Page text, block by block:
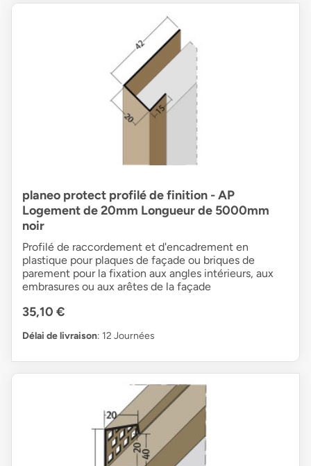
planeo protect profilé de finition - AP
Logement de 20mm Longueur de 5000mm
noir
Profilé de raccordement et d'encadrement en
plastique pour plaques de façade ou briques de
parement pour la fixation aux angles intérieurs, aux
embrasures ou aux arêtes de la façade
35,10 €
Délai de livraison: 12 Journées